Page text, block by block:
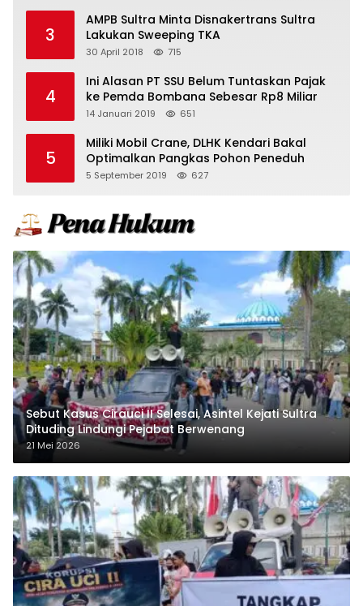
3
AMPB Sultra Minta Disnakertrans Sultra
Lakukan Sweeping TKA
30 April 2018 715
4
Ini Alasan PT SSU Belum Tuntaskan Pajak
ke Pemda Bombana Sebesar Rp8 Miliar
14 Januari 2019 651
5
Miliki Mobil Crane, DLHK Kendari Bakal
Optimalkan Pangkas Pohon Peneduh
5 September 2019 627
Sebut Kasus Cirauci II Selesai, Asintel Kejati Sultra
Dituding Lindungi Pejabat Berwenang
21 Mei 2026